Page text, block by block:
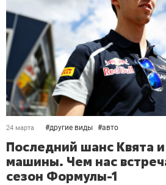
24 марта #другие виды #авто
Последний шанс Квята
машины. Чем нас
сезон Формулы-1